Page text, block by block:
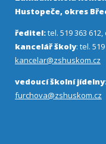
Hustopeče, okres
ředitel:tel. 519 363 612,
kancelář školy: tel.
kancelar@zshuskom.cz
vedoucí školní jídelny
furchova@zshuskom.cz